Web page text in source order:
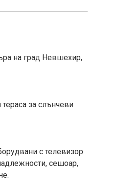
на град Невшехир,
за слънчеви
с телевизор
сешоар,